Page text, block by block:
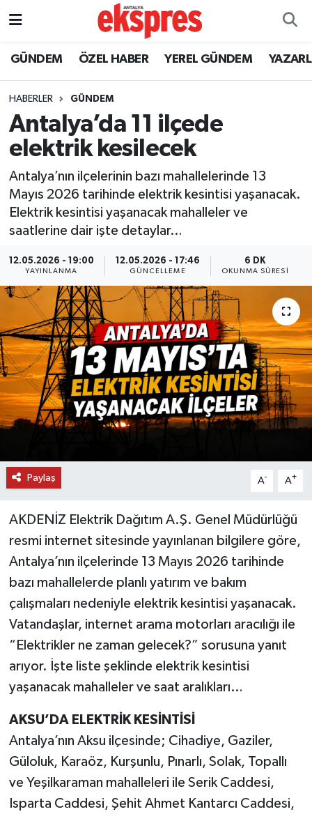
GÜNDEM ÖZEL HABER YEREL GÜNDEM
HABERLER GÜNDEM
Antalya’da 11 ilçede
elektrik kesilecek
Antalya’nın ilçelerinin bazı mahallelerinde 13
Mayıs 2026 tarihinde elektrik kesintisi yaşanacak.
Elektrik kesintisi yaşanacak mahalleler ve
saatlerine dair işte detaylar…
12.05.2026 - 19:00
YAYINLANMA
12.05.2026 - 17:46
GÜNCELLEME
6 DK
OKUNMA SÜRESI
Paylaş A- A+
AKDENİZ Elektrik Dağıtım A.Ş. Genel Müdürlüğü
resmi internet sitesinde yayınlanan bilgilere göre,
Antalya’nın ilçelerinde 13 Mayıs 2026 tarihinde
bazı mahallelerde planlı yatırım ve bakım
çalışmaları nedeniyle elektrik kesintisi yaşanacak.
Vatandaşlar, internet arama motorları aracılığı ile
“Elektrikler ne zaman gelecek?” sorusuna yanıt
arıyor. İşte liste şeklinde elektrik kesintisi
yaşanacak mahalleler ve saat aralıkları…
AKSU’DA ELEKTRİK KESİNTİSİ
Antalya’nın Aksu ilçesinde; Cihadiye, Gaziler,
Güloluk, Karaöz, Kurşunlu, Pınarlı, Solak, Topallı
ve Yeşilkaraman mahalleleri ile Serik Caddesi,
Isparta Caddesi, Şehit Ahmet Kantarcı Caddesi,
ÖZEL HABER
YEREL GÜNDEM
EKONOMİ
KÜLTÜR - SANAT
SPOR
SİYASET
SAĞLIK
DÜNYA
EĞİTİM
TURİZM
VİDEO HABERLER
YAZARLAR
MAGAZİN
Nöbetçi Eczaneler
Trafik Durumu
Süper Lig Puan Durumu ve Fikstür
Tüm Manşetler
Son Dakika Haberleri
Haber Arşivi